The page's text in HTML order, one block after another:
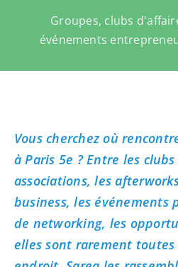
Groupes, clubs
événements
Vous cherchez où
à Paris 5e ? Entre les
associations, les
business, les événements
de networking, les
elles sont rarement toutes